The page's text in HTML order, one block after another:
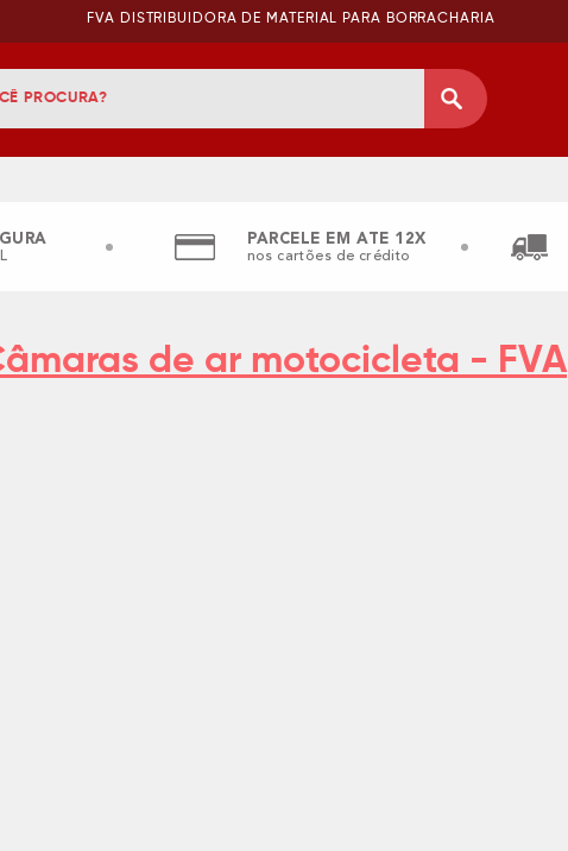
FVA DISTRIBUIDORA DE MATERIAL PARA BORRACHARIA
PARCELE EM ATE 12X
nos cartões de crédito
de ar motocicleta - FVA